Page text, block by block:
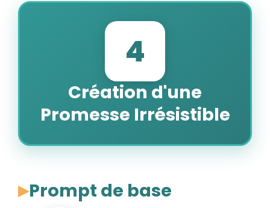
4
Création d'une
Promesse Irrésistible
Prompt de base